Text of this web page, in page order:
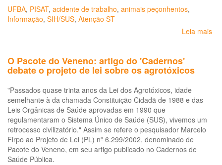
UFBA, PISAT, acidente de trabalho, animais peçonhentos,
Informação, SIH/SUS, Atenção ST
Leia mais
O Pacote do Veneno: artigo do 'Cadernos'
debate o projeto de lei sobre os agrotóxicos
"Passados quase trinta anos da Lei dos Agrotóxicos, idade
semelhante à da chamada Constituição Cidadã de 1988 e das
Leis Orgânicas de Saúde aprovadas em 1990 que
regulamentaram o Sistema Único de Saúde (SUS), vivemos um
retrocesso civilizatório." Assim se refere o pesquisador Marcelo
Firpo ao Projeto de Lei (PL) nº 6.299/2002, denominado de
Pacote do Veneno, em seu artigo publicado no Cadernos de
Saúde Pública.